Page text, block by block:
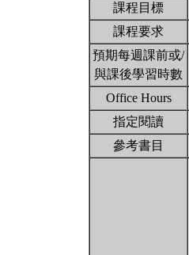
課程目標
課程要求
預期每週課前或/
與課後學習時數
Office Hours
指定閱讀
參考書目